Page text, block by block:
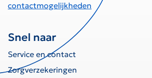
contactmogelijkheden
Snel naar
Service en contact
Zorgverzekeringen